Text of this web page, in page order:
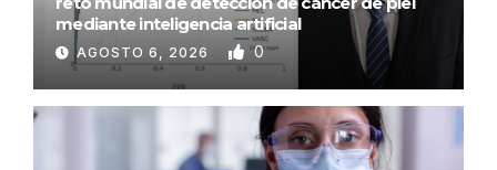
mediante inteligencia artificial
AGOSTO 6, 2026 0